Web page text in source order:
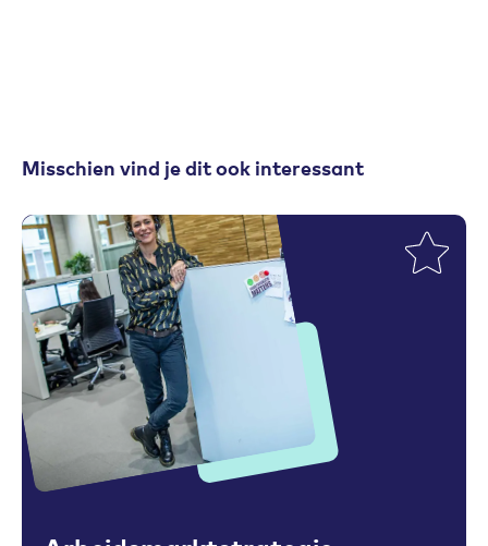
Misschien vind je dit ook interessant
Toevoegen aan favorieten